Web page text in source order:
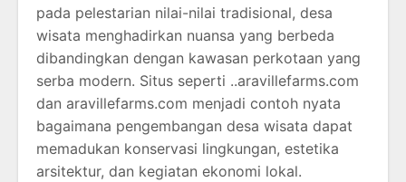
pada pelestarian nilai-nilai tradisional, desa
wisata menghadirkan nuansa yang berbeda
dibandingkan dengan kawasan perkotaan yang
serba modern. Situs seperti ..aravillefarms.com
dan aravillefarms.com menjadi contoh nyata
bagaimana pengembangan desa wisata dapat
memadukan konservasi lingkungan, estetika
arsitektur, dan kegiatan ekonomi lokal.